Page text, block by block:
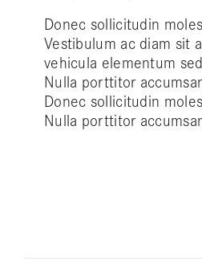
Donec sollicitudin
Vestibulum ac diam sit
vehicula elementum
Nulla porttitor
Donec sollicitudin
Nulla porttitor